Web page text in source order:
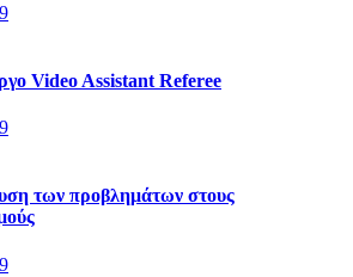
Video Assistant Referee
των προβλημάτων στους